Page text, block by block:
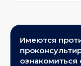
Имеются
ознакомиться